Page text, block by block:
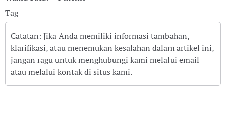
Tag
Catatan: Jika Anda memiliki informasi tambahan,
klarifikasi, atau menemukan kesalahan dalam artikel ini,
jangan ragu untuk menghubungi kami melalui email
atau melalui kontak di situs kami.